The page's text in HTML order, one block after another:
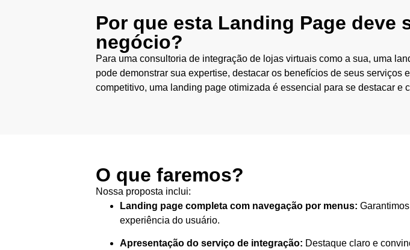
Por que esta Landing Page deve
negócio?
Para uma consultoria de integração de lojas virtuais como a sua, uma
pode demonstrar sua expertise, destacar os benefícios de seus
competitivo, uma landing page otimizada é essencial para se destacar e
O que faremos?
Nossa proposta inclui:
Landing page completa com navegação por menus:
experiência do usuário.
Apresentação do serviço de integração: Destaque claro e